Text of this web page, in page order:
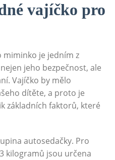
vajíčko pro
miminko je jedním z
jeho bezpečnost, ale
Vajíčko by mělo
dítěte, a proto je
základních faktorů, které
autosedačky. Pro
kilogramů jsou určena